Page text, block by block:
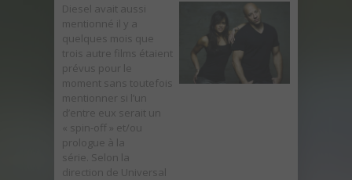
Diesel avait aussi
mentionné il y a
quelques mois que
trois autre films étaient
prévus pour le
moment sans toutefois
mentionner si l’un
d’entre eux serait un
« spin-off » et/ou
prologue à la
série. Selon la
direction de Universal